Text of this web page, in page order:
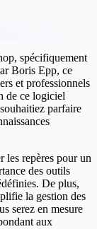
, spécifiquement
Boris Epp, ce
et professionnels
de ce logiciel
parfaire
les repères pour un
des outils
De plus,
la gestion des
serez en mesure
aux